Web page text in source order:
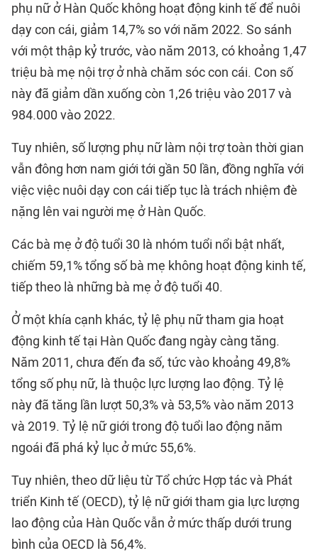
phụ nữ ở Hàn Quốc không hoạt động kinh tế để nuôi
dạy con cái, giảm 14,7% so với năm 2022. So sánh
với một thập kỷ trước, vào năm 2013, có khoảng 1,47
triệu bà mẹ nội trợ ở nhà chăm sóc con cái. Con số
này đã giảm dần xuống còn 1,26 triệu vào 2017 và
984.000 vào 2022.
Tuy nhiên, số lượng phụ nữ làm nội trợ toàn thời gian
vẫn đông hơn nam giới tới gần 50 lần, đồng nghĩa với
việc việc nuôi dạy con cái tiếp tục là trách nhiệm đè
nặng lên vai người mẹ ở Hàn Quốc.
Các bà mẹ ở độ tuổi 30 là nhóm tuổi nổi bật nhất,
chiếm 59,1% tổng số bà mẹ không hoạt động kinh tế,
tiếp theo là những bà mẹ ở độ tuổi 40.
Ở một khía cạnh khác, tỷ lệ phụ nữ tham gia hoạt
động kinh tế tại Hàn Quốc đang ngày càng tăng.
Năm 2011, chưa đến đa số, tức vào khoảng 49,8%
tổng số phụ nữ, là thuộc lực lượng lao động. Tỷ lệ
này đã tăng lần lượt 50,3% và 53,5% vào năm 2013
và 2019. Tỷ lệ nữ giới trong độ tuổi lao động năm
ngoái đã phá kỷ lục ở mức 55,6%.
Tuy nhiên, theo dữ liệu từ Tổ chức Hợp tác và Phát
triển Kinh tế (OECD), tỷ lệ nữ giới tham gia lực lượng
lao động của Hàn Quốc vẫn ở mức thấp dưới trung
bình của OECD là 56,4%.